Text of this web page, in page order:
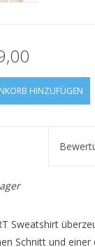
HINZUFÜGEN
Sweatshirt
Schnitt und